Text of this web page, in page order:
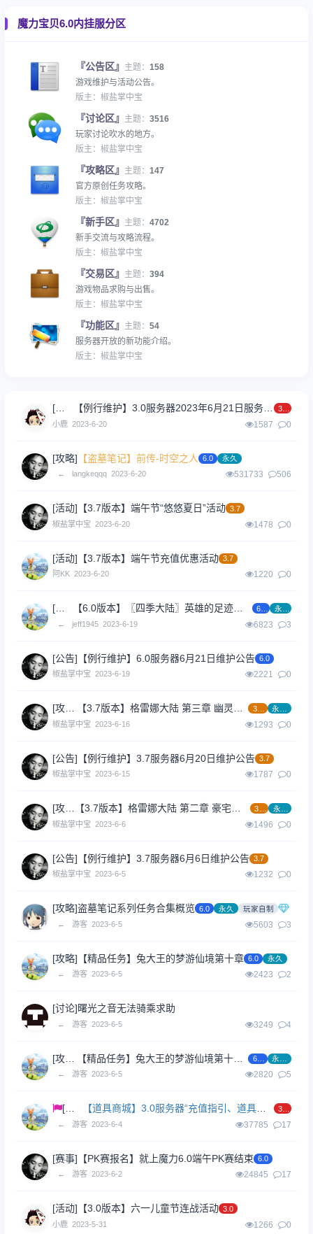
魔力宝贝6.0内挂服分区
『公告区』 主题：
158
游戏维护与活动公告。
版主： 椒盐掌中宝
『讨论区』 主题： 3516
玩家讨论吹水的地方。
版主： 椒盐掌中宝
『攻略区』 主题：
147
官方原创任务攻略。
版主： 椒盐掌中宝
『新手区』 主题： 4702
新手交流与攻略流程。
版主： 椒盐掌中宝
『交易区』 主题： 394
游戏物品求购与出售。
版主： 椒盐掌中宝
『功能区』 主题： 54
服务器开放的新功能介绍。
版主： 椒盐掌中宝
[公告] 【例行维护】3.0服务器2023年6月21日服务器停机维护
3.0
小鹿 2023-6-20 1587 0
[攻略] 【盗墓笔记】前传-时空之人 6.0
永久
←
langkeqqq 2023-6-20 531733 506
[活动] 【3.7版本】端午节“悠悠夏日”活动 3.7
椒盐掌中宝 2023-6-20 1478 0
[活动] 【3.7版本】端午节充值优惠活动 3.7
阿KK 2023-6-20 1220 0
[攻略] 【6.0版本】〖四季大陆〗英雄的足迹，古老的石碑 6.0
←
jeff1945 2023-6-19 6823 3
[公告] 【例行维护】6.0服务器6月21日维护公告 6.0
椒盐掌中宝 2023-6-19 2221 0
[攻略] 【3.7版本】格雷娜大陆 第三章 幽灵鬼冢 3.7
椒盐掌中宝 2023-6-16 1293 0
[公告] 【例行维护】3.7服务器6月20日维护公告 3.7
椒盐掌中宝 2023-6-15 1787 0
[攻略] 【3.7版本】格雷娜大陆 第二章 豪宅抢杀事件
椒盐掌中宝 2023-6-6 1496 0
[公告] 【例行维护】3.7服务器6月6日维护公告 3.7
椒盐掌中宝 2023-6-5 1232 0
[攻略]盗墓笔记系列任务合集概览 6.0 永久
玩家自制
←
游客 2023-6-5 5603 3
[攻略] 【精品任务】兔大王的梦游仙境第十章 6.0
永久
←
游客 2023-6-5 2423 2
[讨论]曙光之音无法骑乘求助
← 游客 2023-6-5 3249 4
[攻略] 【精品任务】兔大王的梦游仙境第十一章 6.0
←
游客 2023-6-5 2820 5
[功能] 【道具商城】3.0服务器“充值指引、道具商城”功能介绍
3.0
←
游客 2023-6-4 37785 17
[赛事] 【PK赛报名】就上魔力6.0端午PK赛结束 6.0
←
游客 2023-6-2 24845 17
[活动] 【3.0版本】六一儿童节连战活动 3.0
小鹿 2023-5-31 1266 0